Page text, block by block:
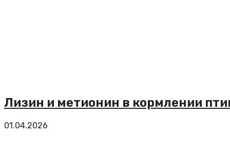
Лизин и метионин в кормлении
01.04.2026